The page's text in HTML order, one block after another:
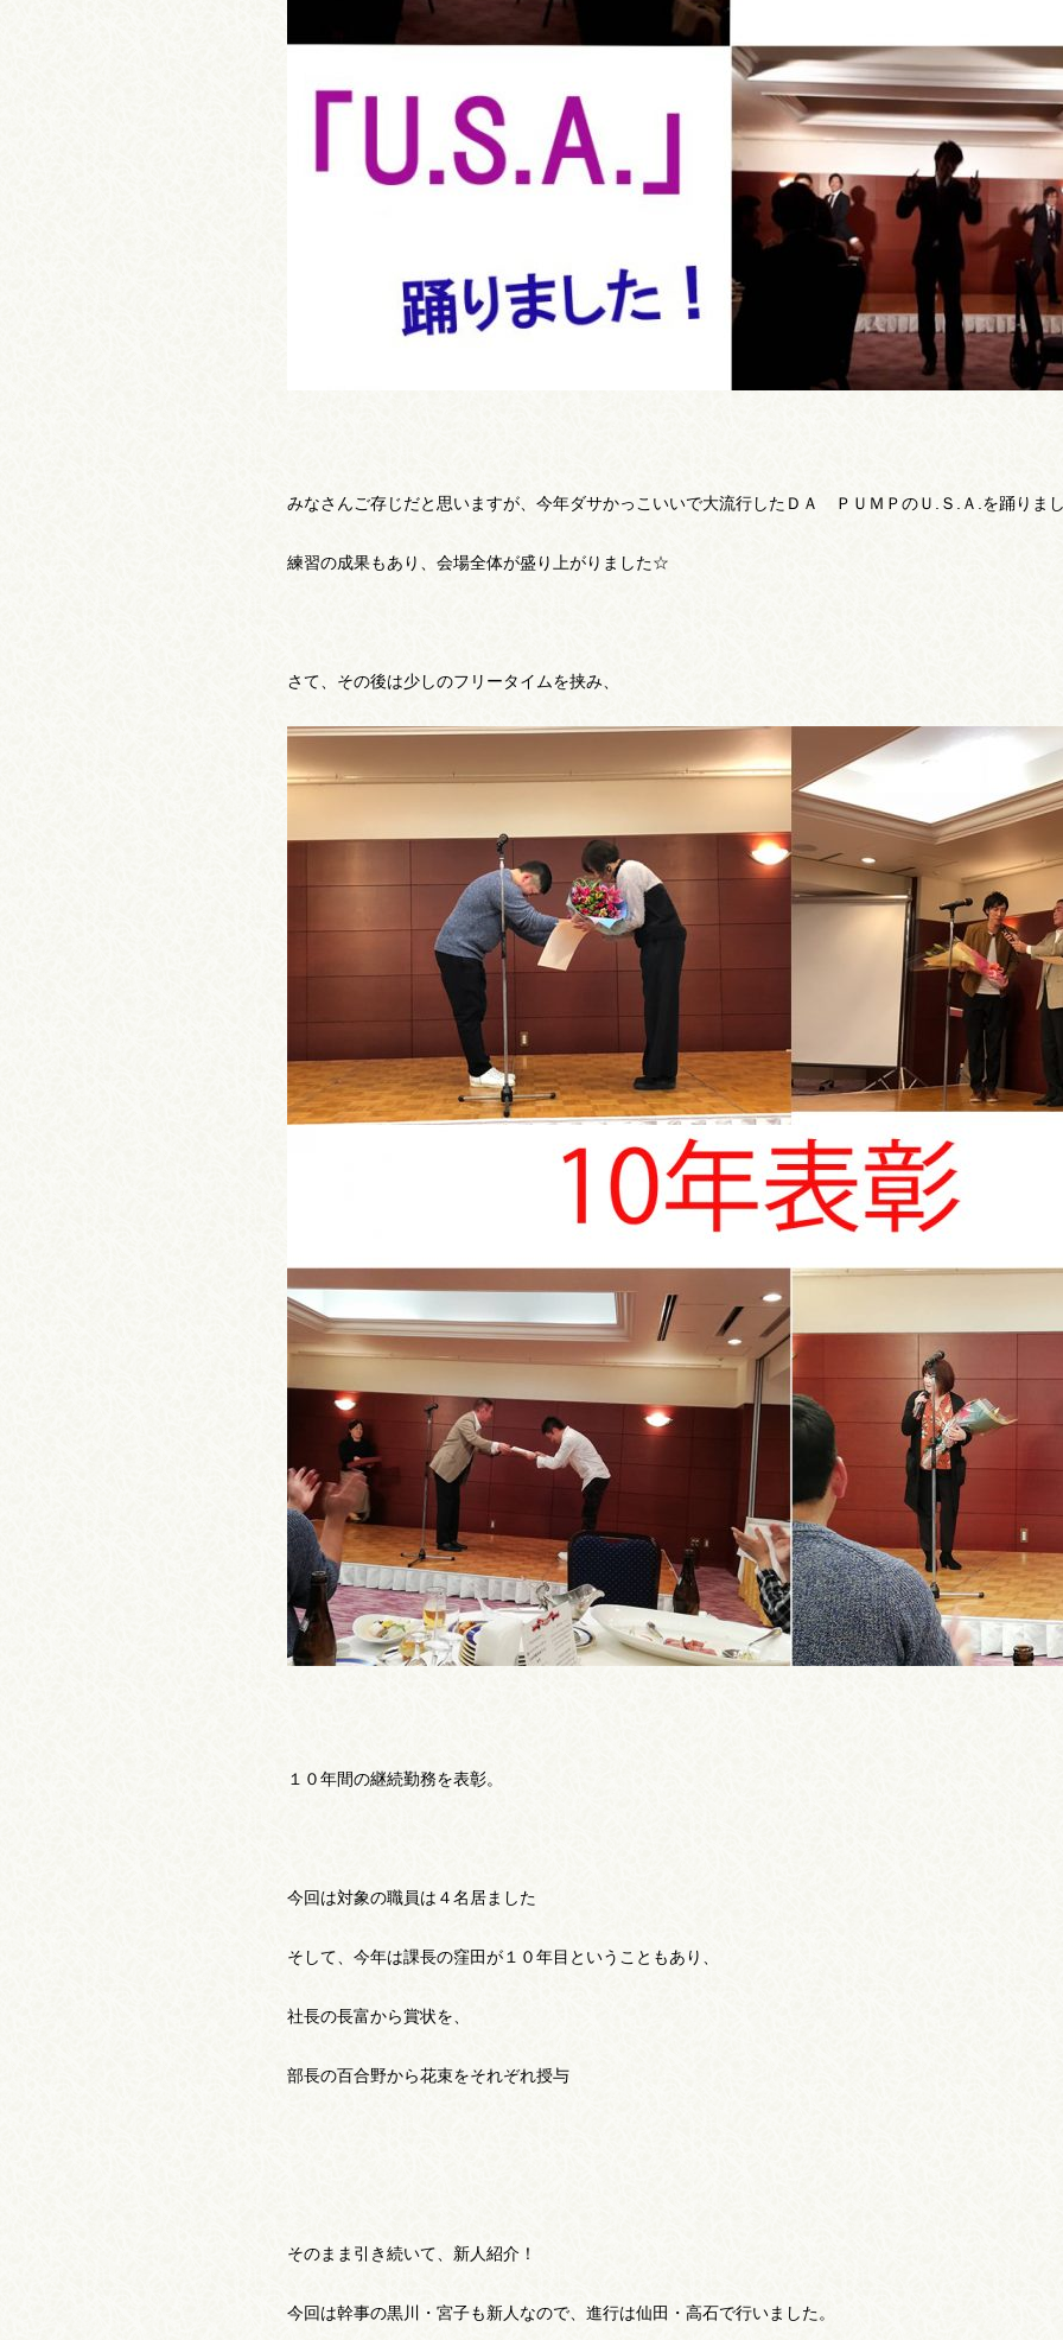
みなさんご存じだと思いますが、今年ダサかっこいいで大流行したＤＡ ＰＵＭＰのＵ.Ｓ.Ａ.を踊りま
練習の成果もあり、会場全体が盛り上がりました☆
さて、その後は少しのフリータイムを挟み、
１０年間の継続勤務を表彰。
今回は対象の職員は４名居ました
そして、今年は課長の窪田が１０年目ということもあり、
社長の長富から賞状を、
部長の百合野から花束をそれぞれ授与
そのまま引き続いて、新人紹介！
今回は幹事の黒川・宮子も新人なので、進行は仙田・高石で行いました。